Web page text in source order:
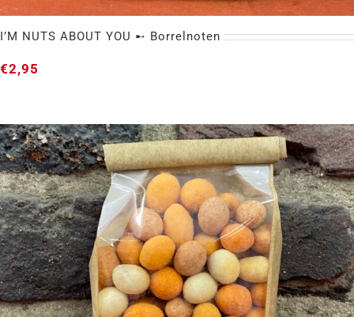
I’M NUTS ABOUT YOU ➸ Borrelnoten
I’M NUTS ABOUT YOU ➸ Borrelnoten
€2,95